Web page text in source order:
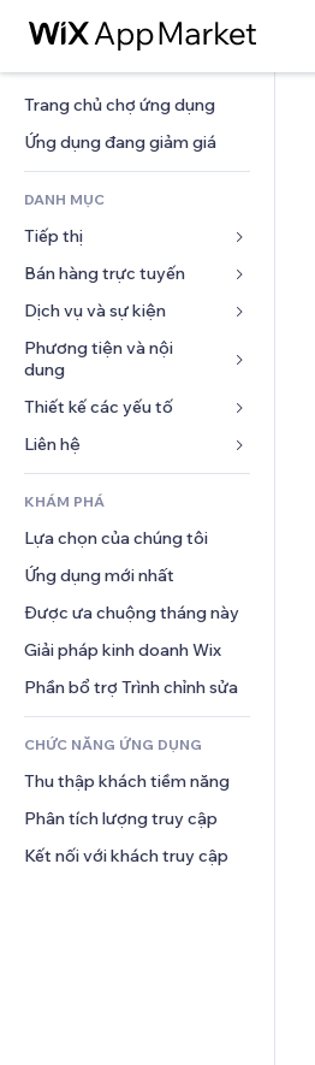
Trang chủ chợ ứng dụng
Ứng dụng đang giảm giá
DANH MỤC
Tiếp thị
Quảng cáo
Di động
Phân tích
Xã hội
SEO
Tương tác
Niêm yết trang web
Email
Hội thoại
Bán hàng trực tuyến
Ứng dụng cho Cửa hàng
Vận chuyển và Giao hàng
Nút bán hàng
Khóa học trực tuyến
In theo yêu cầu
Kế toán
Phiếu giảm giá và khách hàng
trung thành
Giải pháp kho bãi
chuyển
Định giá và gói đăng ký
Gọi vốn cộng đồng
Đồ ăn và thức uống
Dịch vụ và sự kiện
Khách sạn
Sự kiện
Nhà hàng
Bất động sản
Phương tiện và nội
dung
Bộ sưu tập ảnh
Âm nhạc
Tệp phát thanh
Nhiếp ảnh
Video
PDF
Chia sẻ tệp
Tin tức
Dịch vụ nội dung
Thiết kế các yếu tố
Bản đồ và dẫn đường
Quyền riêng tư và bảo mật
Đồng hồ
Mẫu trang
Hiệu ứng hình ảnh
Nút và menu
Biểu ngữ và Huy hiệu
Máy tính
Tìm kiếm
Thời tiết
Bảng biểu
Mẫu
Thăm dò ý kiến
Trò chuyện
Bình luận
Điện thoại
Cộng đồng
Đánh giá và chứng thực
Quản lý quan hệ khách hàng
KHÁM PHÁ
Lựa chọn của chúng tôi
Ứng dụng mới nhất
Được ưa chuộng tháng này
Giải pháp kinh doanh Wix
Phần bổ trợ Trình chỉnh sửa
CHỨC NĂNG ỨNG DỤNG
Thu thập khách tiềm năng
Phân tích lượng truy cập
Kết nối với khách truy cập